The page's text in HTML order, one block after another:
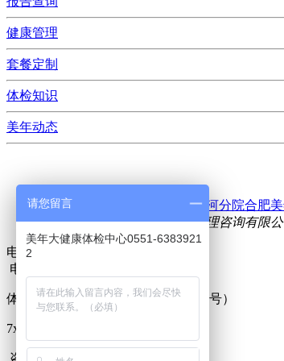
健康管理
套餐定制
体检知识
美年动态
友情链接： 合肥美年大健康包河分院合肥
版权所有：安徽美年大健康管理咨询有限公
电话
电话
体检咨询热线19956560825（微信同号）
7x24小时一对一服务
咨询
请您留言
美年大健康体检中心0551-6383921
2